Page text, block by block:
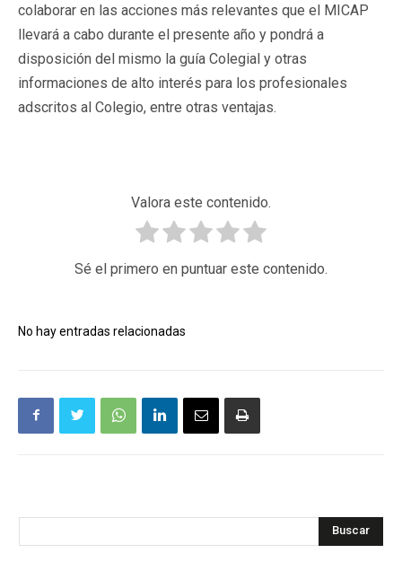
colaborar en las acciones más relevantes que el MICAP
llevará a cabo durante el presente año y pondrá a
disposición del mismo la guía Colegial y otras
informaciones de alto interés para los profesionales
adscritos al Colegio, entre otras ventajas.
Valora este contenido.
Sé el primero en puntuar este contenido.
No hay entradas relacionadas
Buscar